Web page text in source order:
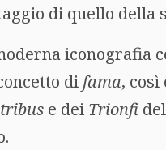
di quello della
iconografia
di fama,
e dei Trionfi